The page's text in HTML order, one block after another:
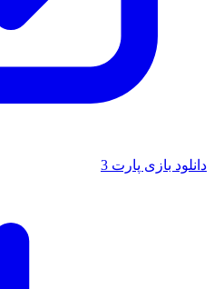
دانلود بازی پارت 3